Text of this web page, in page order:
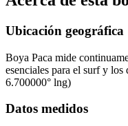
Ubicación geográfica
Boya Paca mide
esenciales para el surf y los
6.700000° lng)
Datos medidos